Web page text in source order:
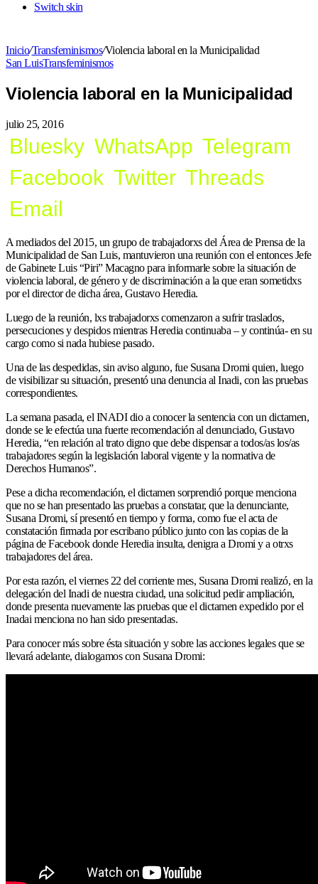
Switch skin
Inicio/Transfeminismos/Violencia laboral en la Municipalidad
San LuisTransfeminismos
Violencia laboral en la Municipalidad
julio 25, 2016
Bluesky WhatsApp Telegram
Facebook Twitter Threads
Email
A mediados del 2015, un grupo de trabajadorxs del Área de Prensa de la
Municipalidad de San Luis, mantuvieron una reunión con el entonces Jefe
de Gabinete Luis “Piri” Macagno para informarle sobre la situación de
violencia laboral, de género y de discriminación a la que eran sometidxs
por el director de dicha área, Gustavo Heredia.
Luego de la reunión, lxs trabajadorxs comenzaron a sufrir traslados,
persecuciones y despidos mientras Heredia continuaba – y continúa- en su
cargo como si nada hubiese pasado.
Una de las despedidas, sin aviso alguno, fue Susana Dromi quien, luego
de visibilizar su situación, presentó una denuncia al Inadi, con las pruebas
correspondientes.
La semana pasada, el INADI dio a conocer la sentencia con un dictamen,
donde se le efectúa una fuerte recomendación al denunciado, Gustavo
Heredia, “en relación al trato digno que debe dispensar a todos/as los/as
trabajadores según la legislación laboral vigente y la normativa de
Derechos Humanos”.
Pese a dicha recomendación, el dictamen sorprendió porque menciona
que no se han presentado las pruebas a constatar, que la denunciante,
Susana Dromi, sí presentó en tiempo y forma, como fue el acta de
constatación firmada por escribano público junto con las copias de la
página de Facebook donde Heredia insulta, denigra a Dromi y a otrxs
trabajadores del área.
Por esta razón, el viernes 22 del corriente mes, Susana Dromi realizó, en la
delegación del Inadi de nuestra ciudad, una solicitud pedir ampliación,
donde presenta nuevamente las pruebas que el dictamen expedido por el
Inadai menciona no han sido presentadas.
Para conocer más sobre ésta situación y sobre las acciones legales que se
llevará adelante, dialogamos con Susana Dromi: